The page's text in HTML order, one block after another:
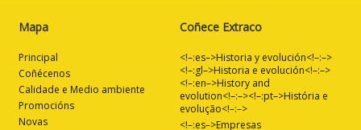
Mapa
Principal
Coñécenos
Calidade e Medio ambiente
Promocións
Novas
Coñece Extraco
<!–:es–>Historia y evolución<!–:–>
<!–:gl–>Historia e evolución<!–:–>
<!–:en–>History and
evolution<!–:–><!–:pt–>História e
evolução<!–:–>
<!–:es–>Empresas